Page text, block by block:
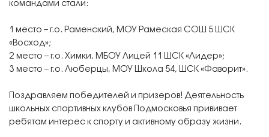
командами стали:
1 место – г.о. Раменский, МОУ Рамеская СОШ 5 ШСК
«Восход»;
2 место – г.о. Химки, МБОУ Лицей 11 ШСК «Лидер»;
3 место – г.о. Люберцы, МОУ Школа 54, ШСК «Фаворит».
Поздравляем победителей и призеров! Деятельность
школьных спортивных клубов Подмосковья прививает
ребятам интерес к спорту и активному образу жизни.